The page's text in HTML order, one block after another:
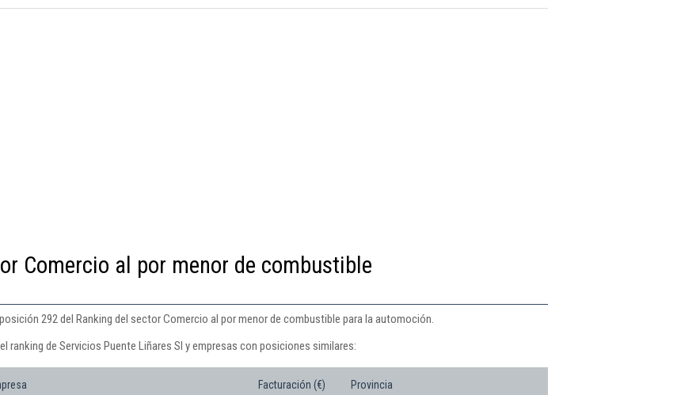
Comercio al por menor de combustible
292 del Ranking del sector Comercio al por menor de combustible para la automoción.
de Servicios Puente Liñares Sl y empresas con posiciones similares:
Facturación (€) Provincia